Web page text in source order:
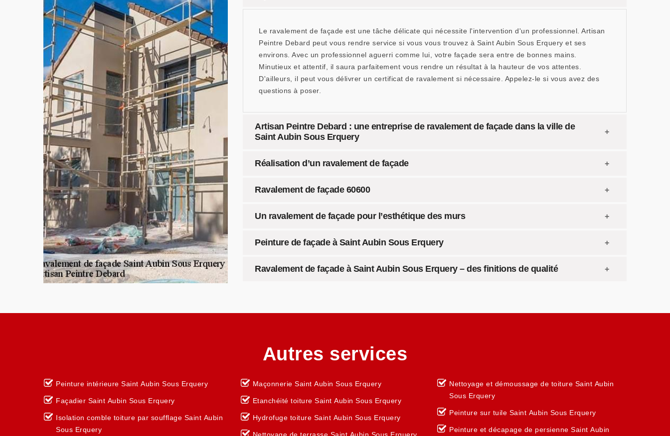
Le ravalement de façade est une tâche délicate qui nécessite l'intervention d'un professionnel. Artisan
Peintre Debard peut vous rendre service si vous vous trouvez à Saint Aubin Sous Erquery et ses
environs. Avec un professionnel aguerri comme lui, votre façade sera entre de bonnes mains.
Minutieux et attentif, il saura parfaitement vous rendre un résultat à la hauteur de vos attentes.
D'ailleurs, il peut vous délivrer un certificat de ravalement si nécessaire. Appelez-le si vous avez des
questions à poser.
Artisan Peintre Debard : une entreprise de ravalement de façade dans la ville de
Saint Aubin Sous Erquery
Réalisation d’un ravalement de façade
Ravalement de façade 60600
Un ravalement de façade pour l’esthétique des murs
Peinture de façade à Saint Aubin Sous Erquery
Ravalement de façade à Saint Aubin Sous Erquery – des finitions de qualité
Autres services
Peinture intérieure Saint Aubin Sous Erquery
Façadier Saint Aubin Sous Erquery
Isolation comble toiture par soufflage Saint Aubin
Sous Erquery
Maçonnerie Saint Aubin Sous Erquery
Etanchéité toiture Saint Aubin Sous Erquery
Hydrofuge toiture Saint Aubin Sous Erquery
Nettoyage et démoussage de toiture Saint Aubin
Sous Erquery
Peinture sur tuile Saint Aubin Sous Erquery
Peinture et décapage de persienne Saint Aubin